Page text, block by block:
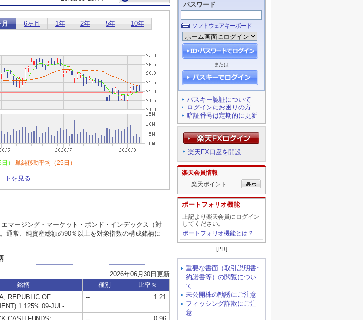
パスワード
ソフトウェアキーボード
または
パスキー認証について
ログインにお困りの方
暗証番号は定期的に更新
楽天FX口座を開設
楽天会員情報
楽天ポイント
ポートフォリオ機能
上記より楽天会員にログイン
してください。
ポートフォリオ機能とは？
[PR]
重要な書面（取引説明書･
約諾書等）の閲覧につい
て
未公開株の勧誘にご注意
フィッシング詐欺にご注
意